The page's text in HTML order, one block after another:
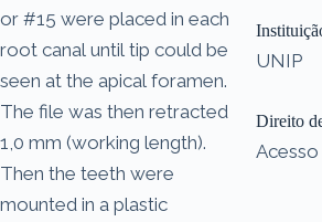
or #15 were placed in each
root canal until tip could be
seen at the apical foramen.
The file was then retracted
1,0 mm (working length).
Then the teeth were
mounted in a plastic
UNIP
Direito